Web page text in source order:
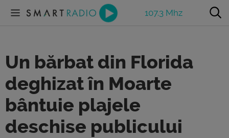
107.3 Mhz
Un bărbat din Florida
deghizat în Moarte
bântuie plajele
deschise publicului